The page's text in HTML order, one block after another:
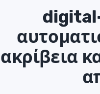
ακρίβεια